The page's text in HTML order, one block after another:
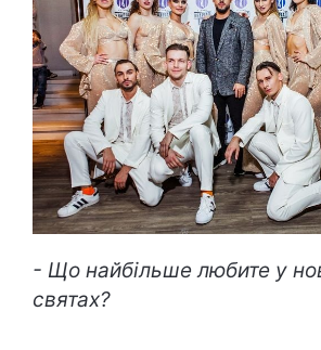
- Що найбільше любите у
святах?